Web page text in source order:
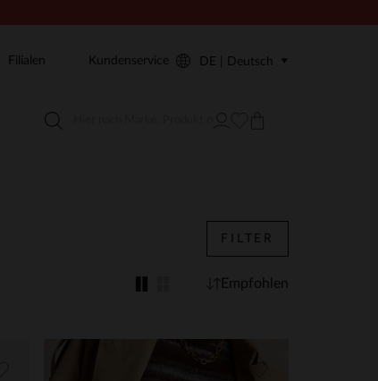
Filialen Kundenservice DE | Deutsch
FILTER
Empfohlen